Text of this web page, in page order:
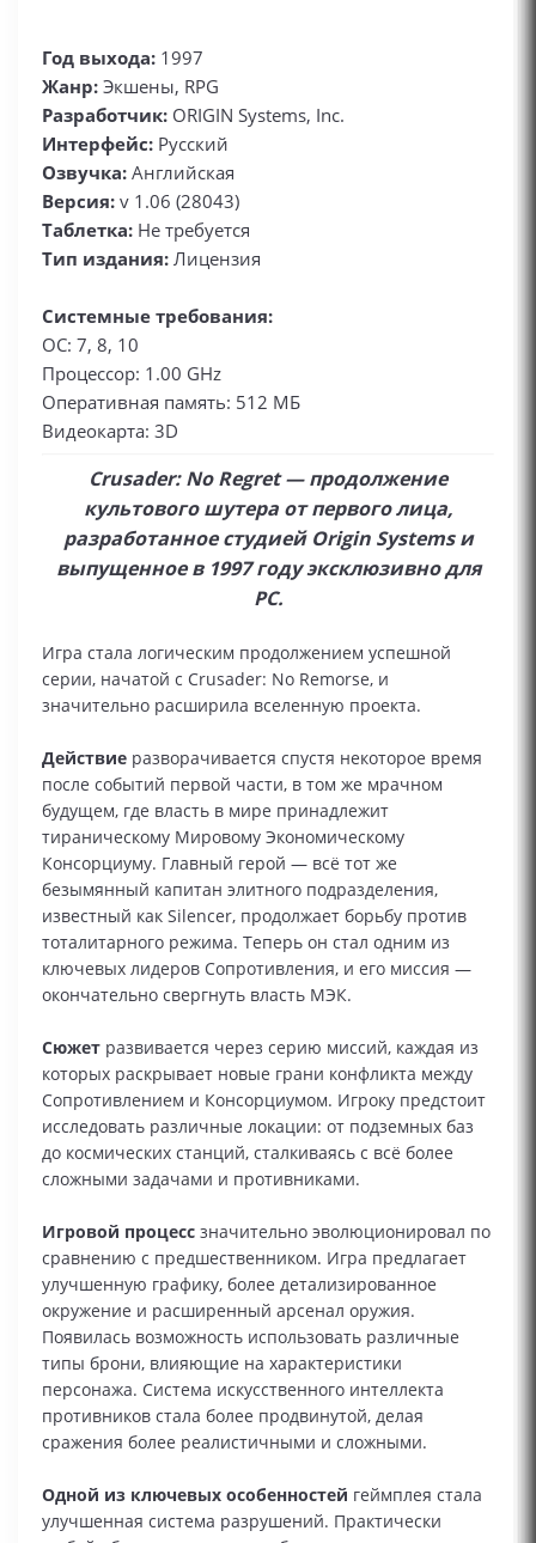
Год выхода: 1997
Жанр: Экшены, RPG
Разработчик: ORIGIN Systems, Inc.
Интерфейс: Русский
Озвучка: Английская
Версия: v 1.06 (28043)
Таблетка: Не требуется
Тип издания: Лицензия
Системные требования:
ОС: 7, 8, 10
Процессор: 1.00 GHz
Оперативная память: 512 МБ
Видеокарта: 3D
Crusader: No Regret — продолжение
культового шутера от первого лица,
разработанное студией Origin Systems и
выпущенное в 1997 году эксклюзивно для
PC.
Игра стала логическим продолжением успешной
серии, начатой с Crusader: No Remorse, и
значительно расширила вселенную проекта.
Действие разворачивается спустя некоторое время
после событий первой части, в том же мрачном
будущем, где власть в мире принадлежит
тираническому Мировому Экономическому
Консорциуму. Главный герой — всё тот же
безымянный капитан элитного подразделения,
известный как Silencer, продолжает борьбу против
тоталитарного режима. Теперь он стал одним из
ключевых лидеров Сопротивления, и его миссия —
окончательно свергнуть власть МЭК.
Сюжет развивается через серию миссий, каждая из
которых раскрывает новые грани конфликта между
Сопротивлением и Консорциумом. Игроку предстоит
исследовать различные локации: от подземных баз
до космических станций, сталкиваясь с всё более
сложными задачами и противниками.
Игровой процесс значительно эволюционировал по
сравнению с предшественником. Игра предлагает
улучшенную графику, более детализированное
окружение и расширенный арсенал оружия.
Появилась возможность использовать различные
типы брони, влияющие на характеристики
персонажа. Система искусственного интеллекта
противников стала более продвинутой, делая
сражения более реалистичными и сложными.
Одной из ключевых особенностей геймплея стала
улучшенная система разрушений. Практически